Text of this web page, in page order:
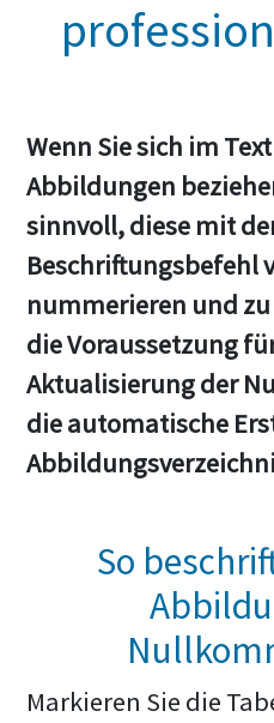
Wenn Sie sich im
Abbildungen
sinnvoll, diese mit
Beschriftungsbefehl
nummerieren und
die Voraussetzung
Aktualisierung der
die automatische
So
Markieren Sie die